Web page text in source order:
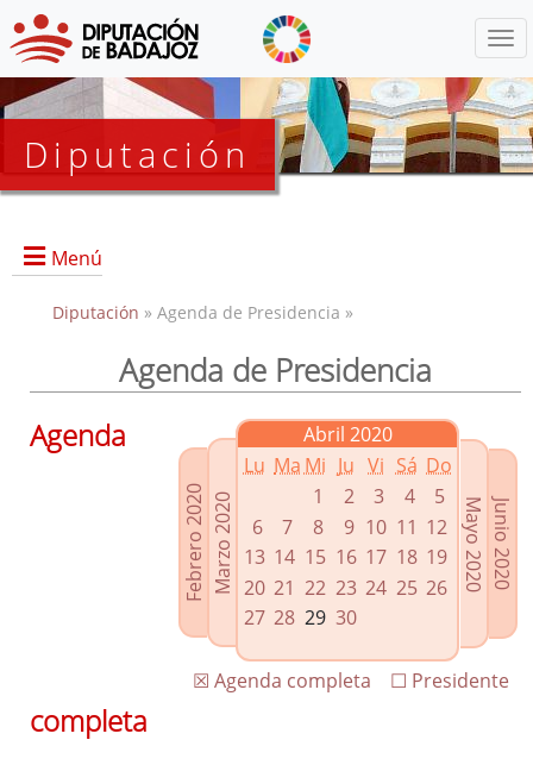
Diputación
Menú
Presidencia
Grupos Políticos
Enlaces relacionados
Agenda de Presidencia
Plenos provinciales y Juntas de gobierno
Oficina de Proyectos Europeos
Diputación » Agenda de Presidencia »
Agenda de Presidencia
Febrero 2020Marzo 2020
Abril 2020
Lu Ma Mi Ju Vi Sá Do
1
2 3 4
5
6
7 8 9 10 11 12
13 14 15 16 17 18 19
20 21 22 23 24 25 26
27 28 29 30
Junio 2020
Mayo 2020
☐ Presidente
☒ Agenda completa
Agenda
completa